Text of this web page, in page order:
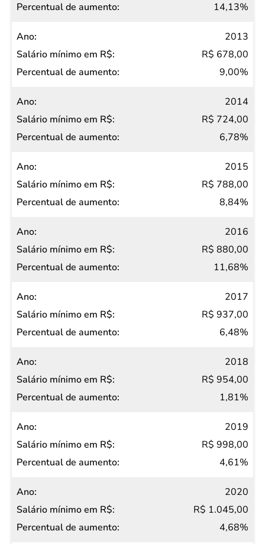
14,13%
2013
R$ 678,00
9,00%
2014
R$ 724,00
6,78%
2015
R$ 788,00
8,84%
2016
R$ 880,00
11,68%
2017
R$ 937,00
6,48%
2018
R$ 954,00
1,81%
2019
R$ 998,00
4,61%
2020
R$ 1.045,00
4,68%